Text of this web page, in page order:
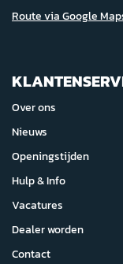
Route via Google
Over ons
Nieuws
Openingstijden
Hulp & Info
Vacatures
Dealer worden
Contact